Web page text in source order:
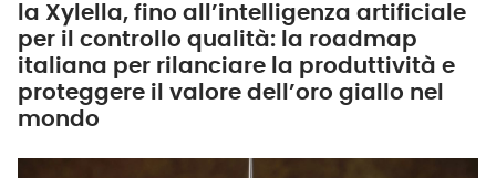
la Xylella, fino all’intelligenza artificiale
per il controllo qualità: la roadmap
italiana per rilanciare la produttività e
proteggere il valore dell’oro giallo nel
mondo